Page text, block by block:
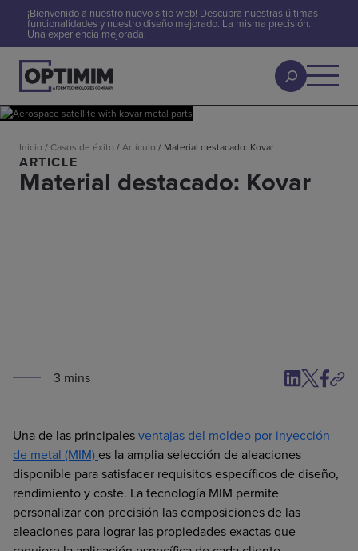
¡Bienvenido a nuestro nuevo sitio web! Descubra nuestras últimas
funcionalidades y nuestro diseño mejorado. La misma precisión.
Una experiencia mejorada.
Inicio / Casos de éxito /Artículo / Material destacado: Kovar
ARTICLE
Material destacado: Kovar
3 mins
Una de las principalesventajas del moldeo por inyección
de metal (MIM)es la amplia selección de aleaciones
disponible para satisfacer requisitos específicos de diseño,
rendimiento y coste. La tecnología MIM permite
personalizar con precisión las composiciones de las
aleaciones para lograr las propiedades exactas que